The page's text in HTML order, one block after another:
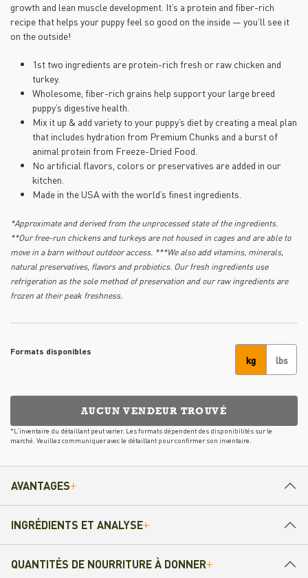
growth and lean muscle development. It’s a protein and fiber-rich
recipe that helps your puppy feel so good on the inside — you’ll see it
on the outside!
1st two ingredients are protein-rich fresh or raw chicken and
turkey.
Wholesome, fiber-rich grains help support your large breed
puppy’s digestive health.
Mix it up & add variety to your puppy’s diet by creating a meal plan
that includes hydration from Premium Chunks and a burst of
animal protein from Freeze-Dried Food.
No artificial flavors, colors or preservatives are added in our
kitchen.
Made in the USA with the world’s finest ingredients.
*Approximate and derived from the unprocessed state of the ingredients.
**Our free-run chickens and turkeys are not housed in cages and are able to
move in a barn without outdoor access. ***We also add vitamins, minerals,
natural preservatives, flavors and probiotics. Our fresh ingredients use
refrigeration as the sole method of preservation and our raw ingredients are
frozen at their peak freshness.
Formats disponibles
kg lbs
AUCUN VENDEUR TROUVÉ
*L’inventaire du détaillant peut varier. Les formats dépendent des disponibilités sur le
marché. Veuillez communiquer avec le détaillant pour confirmer son inventaire.
AVANTAGES
INGRÉDIENTS ET ANALYSE
QUANTITÉS DE NOURRITURE À DONNER